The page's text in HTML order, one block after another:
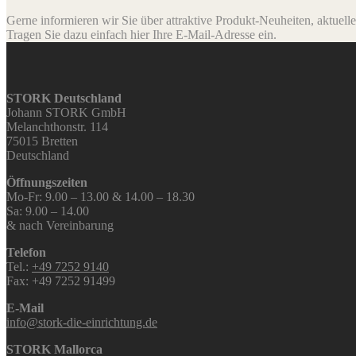
Gerne informieren wir Sie über attraktive Produkt-Neuheiten,
Tragen Sie dazu einfach hier Ihre E-Mail-Adresse ein.
STORK Deutschland
Johann STORK GmbH
Melanchthonstr. 114
75015 Bretten
Deutschland
Öffnungszeiten
Mo-Fr: 9.00 – 13.00 & 14.00 – 18.30
Sa: 9.00 – 14.00
& nach Vereinbarung
Telefon
Tel.: +49 7252 9140
Fax: +49 7252 91499
E-Mail
info@stork-die-einrichtung.de
STORK Mallorca